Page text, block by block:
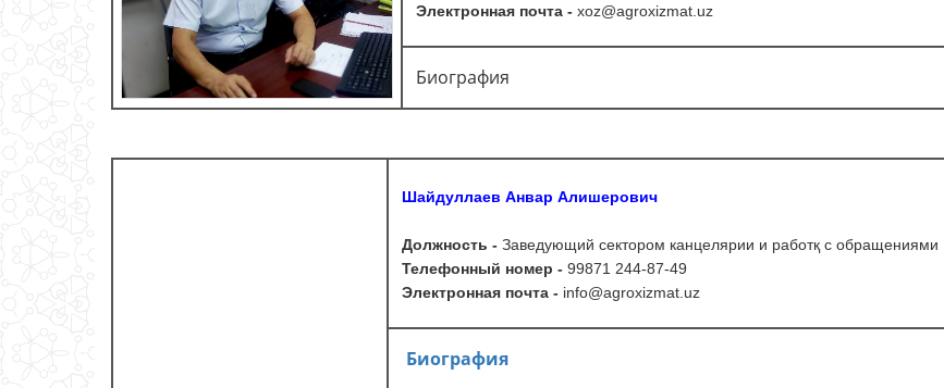
Электронная почта - xoz@agroxizmat uz
Биография
Шайдуллаев Анвар Алишерович
Должность - Заведующий сектором канцелярии и работқ с обращениями
Телефонный номер - 99871 244-87-49
Электронная почта - info@agroxizmat uz
Биография